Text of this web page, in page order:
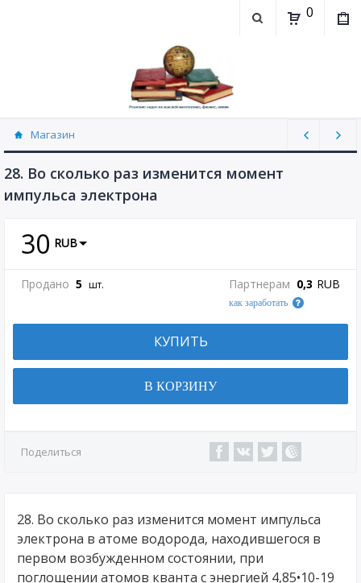
0
Магазин
Физика, химия (рассылаю Doc+PDF) (8689)
28. Во сколько раз изменится момент
импульса электрона
30 RUB
Продано 5 шт. Партнерам 0,3 RUB
как заработать
КУПИТЬ
В КОРЗИНУ
Поделиться
28. Во сколько раз изменится момент импульса
электрона в атоме водорода, находившегося в
первом возбужденном состоянии, при
поглощении атомов кванта с энергией 4,85•10-19